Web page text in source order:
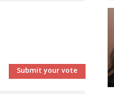
Submit your vote